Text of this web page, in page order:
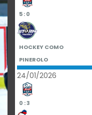
5 : 0
HOCKEY COMO
PINEROLO
24/01/2026
0 : 3